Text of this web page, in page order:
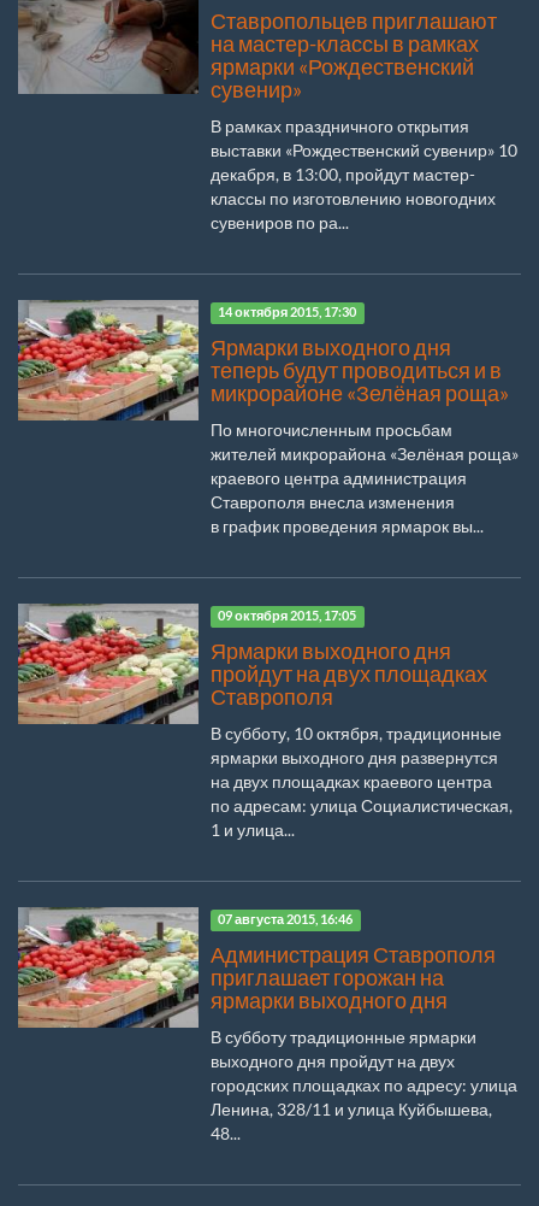
Ставропольцев приглашают
на мастер-классы в рамках
ярмарки «Рождественский
сувенир»
В рамках праздничного открытия
выставки «Рождественский сувенир» 10
декабря, в 13:00, пройдут мастер-
классы по изготовлению новогодних
сувениров по ра...
14 октября 2015, 17:30
Ярмарки выходного дня
теперь будут проводиться и в
микрорайоне «Зелёная роща»
По многочисленным просьбам
жителей микрорайона «Зелёная роща»
краевого центра администрация
Ставрополя внесла изменения
в график проведения ярмарок вы...
09 октября 2015, 17:05
Ярмарки выходного дня
пройдут на двух площадках
Ставрополя
В субботу, 10 октября, традиционные
ярмарки выходного дня развернутся
на двух площадках краевого центра
по адресам: улица Социалистическая,
1 и улица...
07 августа 2015, 16:46
Администрация Ставрополя
приглашает горожан на
ярмарки выходного дня
В субботу традиционные ярмарки
выходного дня пройдут на двух
городских площадках по адресу: улица
Ленина, 328/11 и улица Куйбышева,
48...